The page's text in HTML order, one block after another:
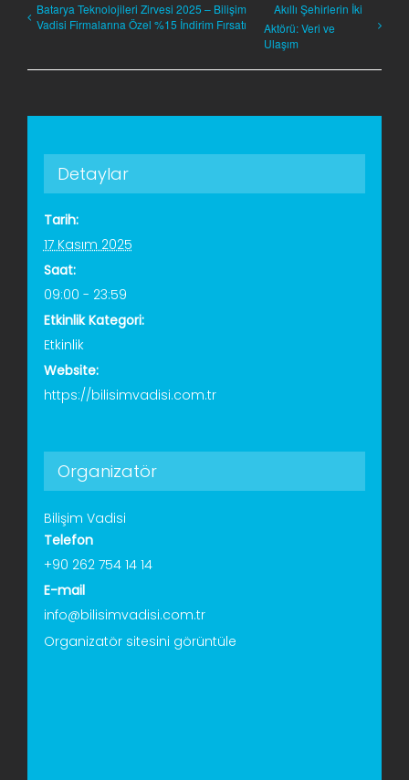
Batarya Teknolojileri Zirvesi 2025 – Bilişim
Vadisi Firmalarına Özel %15 İndirim Fırsatı
Akıllı Şehirlerin İki
Aktörü: Veri ve
Ulaşım
Detaylar
Tarih:
17 Kasım 2025
Saat:
09:00 - 23:59
Etkinlik Kategori:
Etkinlik
Website:
https://bilisimvadisi.com.tr
Organizatör
Bilişim Vadisi
Telefon
+90 262 754 14 14
E-mail
info@bilisimvadisi.com.tr
Organizatör sitesini görüntüle